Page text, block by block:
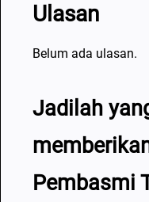
Ulasan
Belum ada ulasan.
Jadilah
Pembasmi